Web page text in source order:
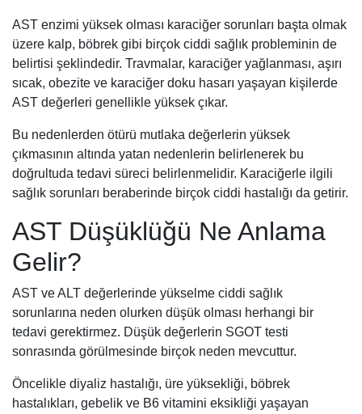
AST enzimi yüksek olması karaciğer sorunları başta olmak
üzere kalp, böbrek gibi birçok ciddi sağlık probleminin de
belirtisi şeklindedir. Travmalar, karaciğer yağlanması, aşırı
sıcak, obezite ve karaciğer doku hasarı yaşayan kişilerde
AST değerleri genellikle yüksek çıkar.
Bu nedenlerden ötürü mutlaka değerlerin yüksek
çıkmasının altında yatan nedenlerin belirlenerek bu
doğrultuda tedavi süreci belirlenmelidir. Karaciğerle ilgili
sağlık sorunları beraberinde birçok ciddi hastalığı da getirir.
AST Düşüklüğü Ne Anlama
Gelir?
AST ve ALT değerlerinde yükselme ciddi sağlık
sorunlarına neden olurken düşük olması herhangi bir
tedavi gerektirmez. Düşük değerlerin SGOT testi
sonrasında görülmesinde birçok neden mevcuttur.
Öncelikle diyaliz hastalığı, üre yüksekliği, böbrek
hastalıkları, gebelik ve B6 vitamini eksikliği yaşayan